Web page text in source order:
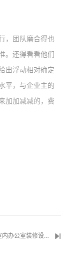
，团队磨合得也
。还得看看他们
出浮动相对确定
平，与企业主的
加加减减的，费
下一篇：上海室内办公室装修设计概念是如何表达的？